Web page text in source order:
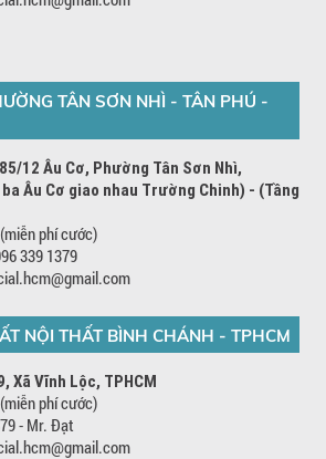
TÂN SƠN NHÌ - TÂN PHÚ -
12 Âu Cơ, Phường Tân Sơn Nhì,
ba Âu Cơ giao nhau Trường Chinh) - (Tầng
phí cước)
339 1379
NỘI THẤT BÌNH CHÁNH - TPHCM
Xã Vĩnh Lộc, TPHCM
phí cước)
- Mr. Đạt